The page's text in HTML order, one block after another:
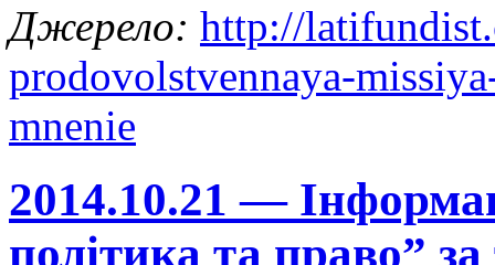
Джерело: http://
prodovolstvennaya-
mnenie
2014.10.21 —
політика та право”